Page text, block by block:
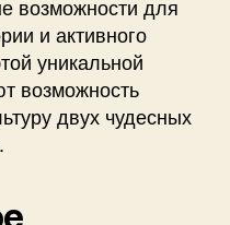
возможности для
и активного
уникальной
возможность
двух чудесных